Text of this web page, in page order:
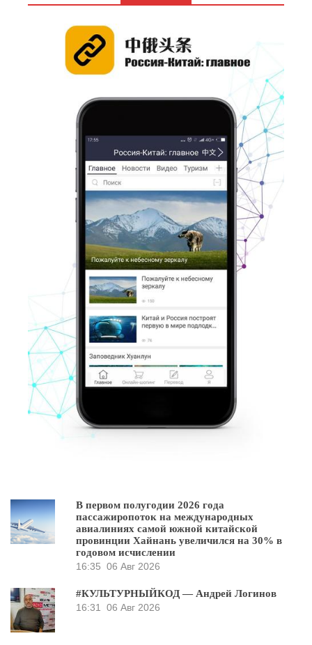
В первом полугодии 2026 года
пассажиропоток на международных
авиалиниях самой южной китайской
провинции Хайнань увеличился на 30% в
годовом исчислении
16:35 06 Авг 2026
#КУЛЬТУРНЫЙКОД — Андрей Логинов
16:31 06 Авг 2026